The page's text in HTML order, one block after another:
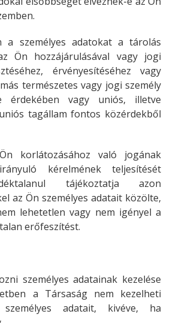
a személyes adatokat a tárolás
Ön hozzájárulásával vagy jogi
érvényesítéséhez vagy
természetes vagy jogi személy
érdekében vagy uniós, illetve
tagállam fontos közérdekből
korlátozásához való jogának
kérelmének teljesítését
tájékoztatja azon
az Ön személyes adatait közölte,
lehetetlen vagy nem igényel a
erőfeszítést.
személyes adatainak kezelése
a Társaság nem kezelheti
adatait, kivéve, ha